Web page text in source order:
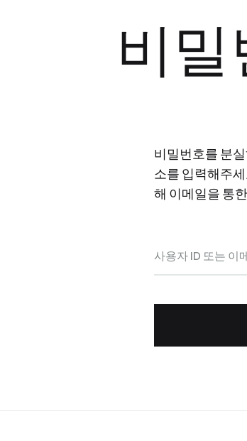
비밀
비밀번호를 분
소를 입력해주
해 이메일을 통
사용자 ID 또는 이